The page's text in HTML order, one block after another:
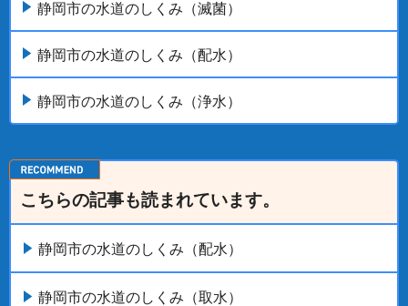
静岡市の水道のしくみ（滅菌）
静岡市の水道のしくみ（配水）
静岡市の水道のしくみ（浄水）
こちらの記事も読まれています。
静岡市の水道のしくみ（配水）
静岡市の水道のしくみ（取水）